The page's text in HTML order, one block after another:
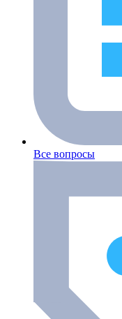
Все вопросы